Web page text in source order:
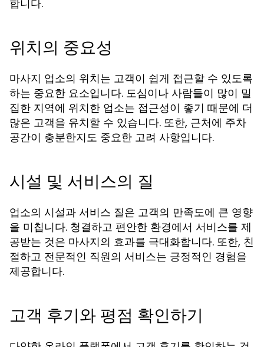
합니다.
위치의 중요성
마사지 업소의 위치는 고객이 쉽게 접근할 수 있도록
하는 중요한 요소입니다. 도심이나 사람들이 많이 밀
집한 지역에 위치한 업소는 접근성이 좋기 때문에 더
많은 고객을 유치할 수 있습니다. 또한, 근처에 주차
공간이 충분한지도 중요한 고려 사항입니다.
시설 및 서비스의 질
업소의 시설과 서비스 질은 고객의 만족도에 큰 영향
을 미칩니다. 청결하고 편안한 환경에서 서비스를 제
공받는 것은 마사지의 효과를 극대화합니다. 또한, 친
절하고 전문적인 직원의 서비스는 긍정적인 경험을
제공합니다.
고객 후기와 평점 확인하기